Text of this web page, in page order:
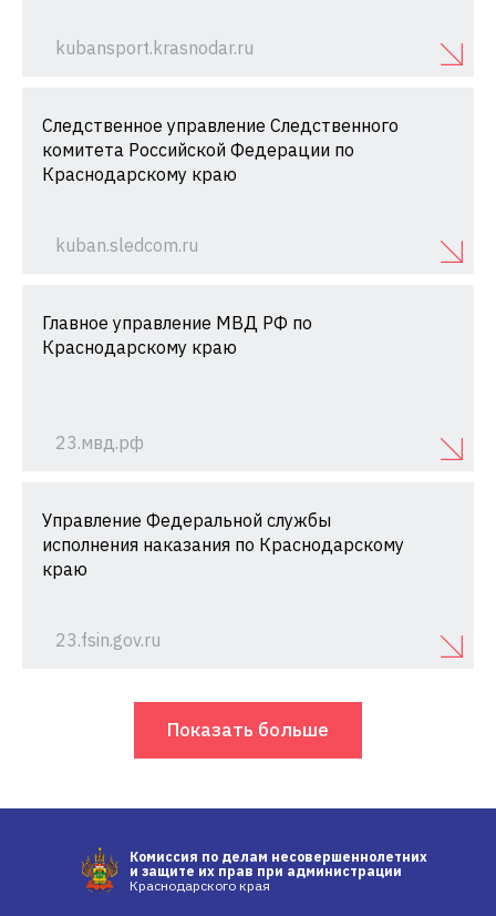
kubansport.krasnodar.ru
Следственное управление Следственного
комитета Российской Федерации по
Краснодарскому краю
kuban.sledcom.ru
Главное управление МВД РФ по
Краснодарскому краю
23.мвд.рф
Управление Федеральной службы
исполнения наказания по Краснодарскому
краю
23.fsin.gov.ru
Показать больше
Комиссия по делам несовершеннолетних
и защите их прав при администрации
Краснодарского края